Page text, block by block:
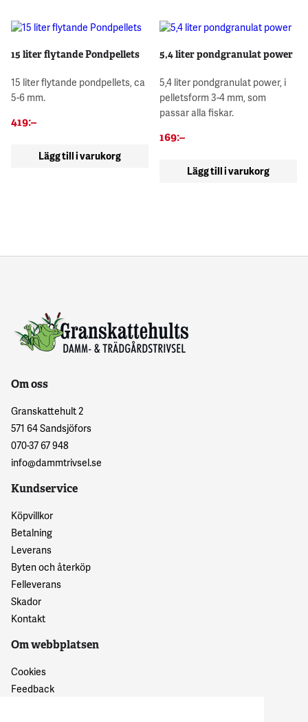
15 liter flytande Pondpellets
15 liter flytande pondpellets, ca
5-6 mm.
419:–
Lägg till i varukorg
5,4 liter pondgranulat power
5,4 liter pondgranulat power, i
pelletsform 3-4 mm, som
passar alla fiskar.
169:–
Lägg till i varukorg
Om oss
Granskattehult 2
571 64 Sandsjöfors
070-37 67 948
info@dammtrivsel.se
Kundservice
Köpvillkor
Betalning
Leverans
Byten och återköp
Felleverans
Skador
Kontakt
Om webbplatsen
Cookies
Feedback